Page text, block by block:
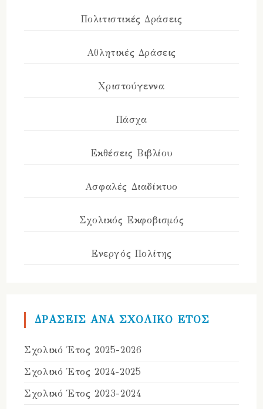
Πολιτιστικές Δράσεις
Αθλητικές Δράσεις
Χριστούγεννα
Πάσχα
Εκθέσεις Βιβλίου
Ασφαλές Διαδίκτυο
Σχολικός Εκφοβισμός
Ενεργός Πολίτης
ΔΡΑΣΕΙΣ ΑΝΑ ΣΧΟΛΙΚΟ ΕΤΟΣ
Σχολικό Έτος 2025-2026
Σχολικό Έτος 2024-2025
Σχολικό Έτος 2023-2024